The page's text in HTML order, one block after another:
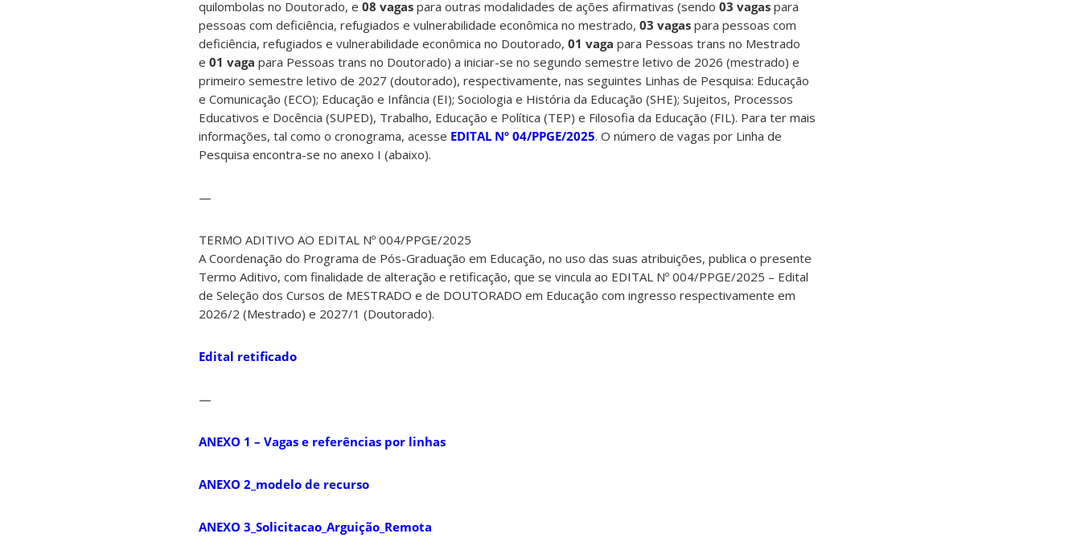
quilombolas no Doutorado, e 08 vagas para outras modalidades de ações afirmativas (sendo 03 vagas para
pessoas com deficiência, refugiados e vulnerabilidade econômica no mestrado, 03 vagas para pessoas com
deficiência, refugiados e vulnerabilidade econômica no Doutorado, 01 vaga para Pessoas trans no Mestrado
e 01 vaga para Pessoas trans no Doutorado) a iniciar-se no segundo semestre letivo de 2026 (mestrado) e
primeiro semestre letivo de 2027 (doutorado), respectivamente, nas seguintes Linhas de Pesquisa: Educação
e Comunicação (ECO); Educação e Infância (EI); Sociologia e História da Educação (SHE); Sujeitos, Processos
Educativos e Docência (SUPED), Trabalho, Educação e Política (TEP) e Filosofia da Educação (FIL). Para ter mais
informações, tal como o cronograma, acesse EDITAL Nº 04/PPGE/2025. O número de vagas por Linha de
Pesquisa encontra-se no anexo I (abaixo).
—
TERMO ADITIVO AO EDITAL Nº 004/PPGE/2025
A Coordenação do Programa de Pós-Graduação em Educação, no uso das suas atribuições, publica o presente
Termo Aditivo, com finalidade de alteração e retificação, que se vincula ao EDITAL Nº 004/PPGE/2025 – Edital
de Seleção dos Cursos de MESTRADO e de DOUTORADO em Educação com ingresso respectivamente em
2026/2 (Mestrado) e 2027/1 (Doutorado).
Edital retificado
—
ANEXO 1 – Vagas e referências por linhas
ANEXO 2_modelo de recurso
ANEXO 3_Solicitacao_Arguição_Remota